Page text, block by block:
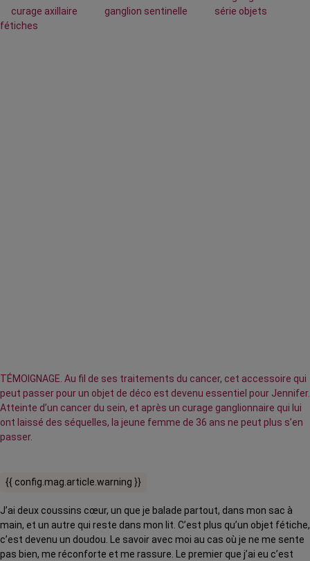
curage axillaire
ganglion sentinelle
série objets
fétiches
TÉMOIGNAGE. Au fil de ses traitements du cancer, cet accessoire qui
peut passer pour un objet de déco est devenu essentiel pour Jennifer.
Atteinte d’un cancer du sein, et après un curage ganglionnaire qui lui
ont laissé des séquelles, la jeune femme de 36 ans ne peut plus s’en
passer.
{{ config.mag.article.warning }}
J’ai deux coussins cœur, un que je balade partout, dans mon sac à
main, et un autre qui reste dans mon lit. C’est plus qu’un objet fétiche,
c’est devenu un doudou. Le savoir avec moi au cas où je ne me sente
pas bien, me réconforte et me rassure. Le premier que j’ai eu c’est